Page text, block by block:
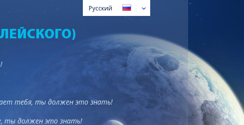
Русский
тебя, ты должен это знать!
ты должен это знать!